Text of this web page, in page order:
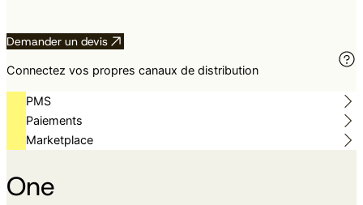
Demander un devis
Connectez vos propres canaux de distribution
PMS
Paiements
Marketplace
One